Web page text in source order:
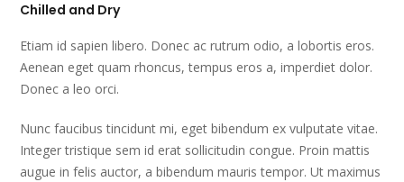
Chilled and Dry
Etiam id sapien libero. Donec ac rutrum odio, a lobortis eros.
Aenean eget quam rhoncus, tempus eros a, imperdiet dolor.
Donec a leo orci.
Nunc faucibus tincidunt mi, eget bibendum ex vulputate vitae.
Integer tristique sem id erat sollicitudin congue. Proin mattis
augue in felis auctor, a bibendum mauris tempor. Ut maximus